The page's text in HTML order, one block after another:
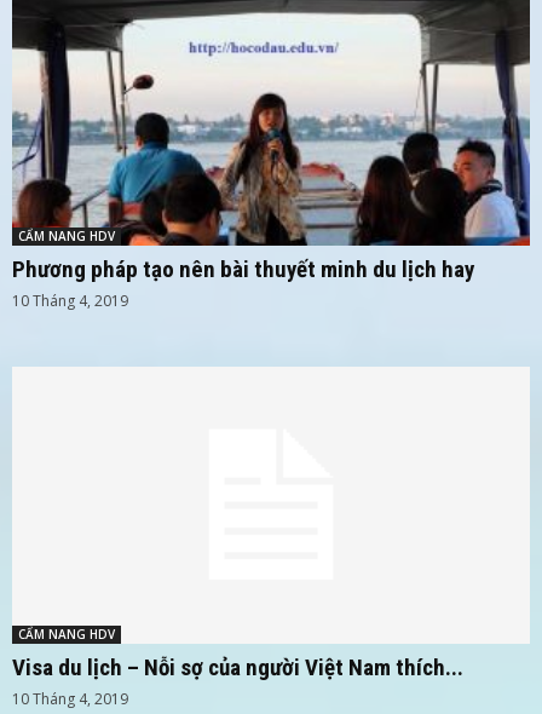
CẨM NANG HDV
Phương pháp tạo nên bài thuyết minh du lịch hay
10 Tháng 4, 2019
CẨM NANG HDV
Visa du lịch – Nỗi sợ của người Việt Nam thích...
10 Tháng 4, 2019